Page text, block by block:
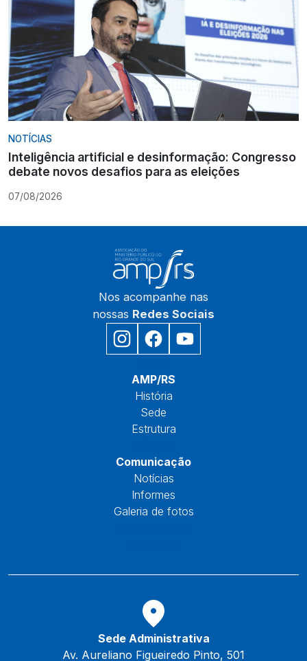
NOTÍCIAS
Inteligência artificial e desinformação: Congresso
debate novos desafios para as eleições
07/08/2026
Nos acompanhe nas
nossas Redes Sociais
AMP/RS
História
Sede
Estrutura
Comunicação
Notícias
Informes
Galeria de fotos
Sede Administrativa
Av. Aureliano Figueiredo Pinto, 501